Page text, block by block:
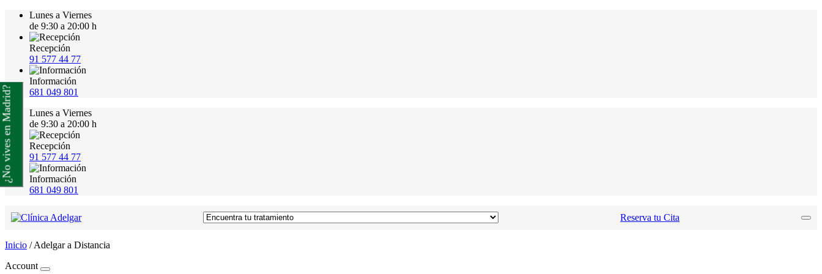
Lunes a Viernes
de 9:30 a 20:00 h
Recepción
91 577 44 77
Información
681 049 801
Lunes a Viernes
de 9:30 a 20:00 h
Recepción
91 577 44 77
Información
681 049 801
Reserva tu Cita
Inicio /Adelgar a Distancia
Account
¿No vives en Madrid?